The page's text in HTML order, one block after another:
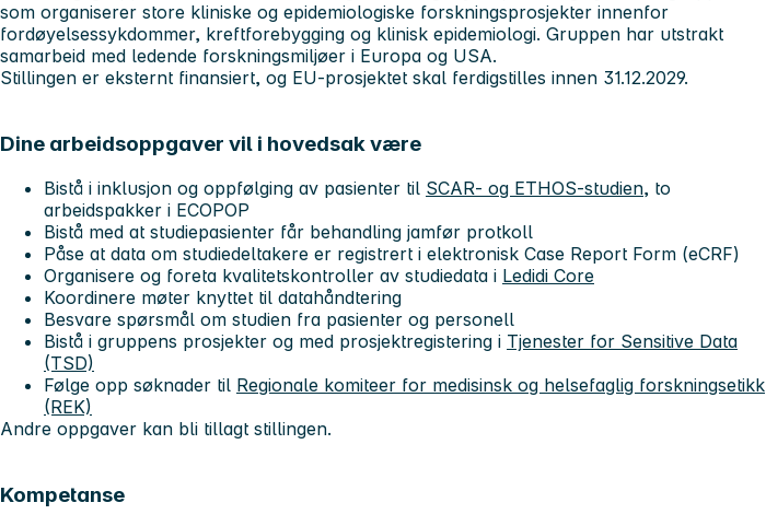
som organiserer store kliniske og epidemiologiske forskningsprosjekter innenfor
fordøyelsessykdommer, kreftforebygging og klinisk epidemiologi. Gruppen har utstrakt
samarbeid med ledende forskningsmiljøer i Europa og USA.
Stillingen er eksternt finansiert, og EU-prosjektet skal ferdigstilles innen 31.12.2029.
Dine arbeidsoppgaver vil i hovedsak være
Bistå i inklusjon og oppfølging av pasienter til SCAR- og ETHOS-studien, to
arbeidspakker i ECOPOP
Bistå med at studiepasienter får behandling jamfør protkoll
Påse at data om studiedeltakere er registrert i elektronisk Case Report Form (eCRF)
Organisere og foreta kvalitetskontroller av studiedata i Ledidi Core
Koordinere møter knyttet til datahåndtering
Besvare spørsmål om studien fra pasienter og personell
Bistå i gruppens prosjekter og med prosjektregistering i Tjenester for Sensitive Data
(TSD)
Følge opp søknader til Regionale komiteer for medisinsk og helsefaglig forskningsetikk
(REK)
Andre oppgaver kan bli tillagt stillingen.
Kompetanse